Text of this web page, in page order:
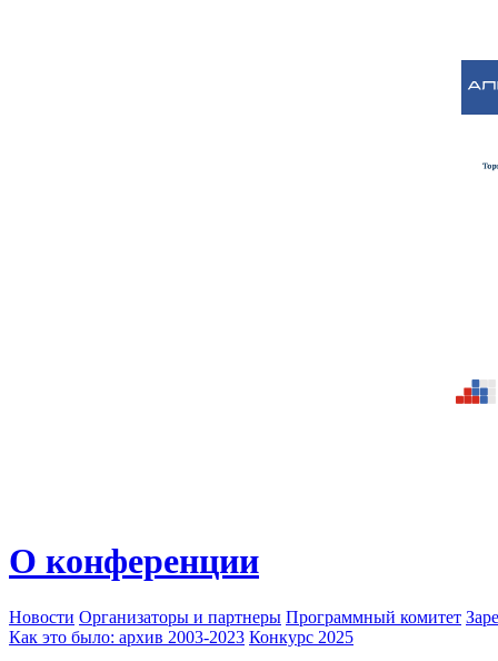
О конференции
Новости Организаторы и партнеры Программный комитет
Как это было: архив 2003-2023 Конкурс 2025